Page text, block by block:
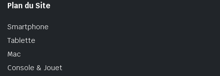
Plan du Site
Smartphone
Tablette
Mac
Console & Jouet